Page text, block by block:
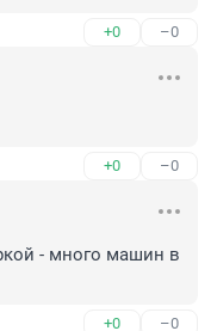
+0 –0
+0 –0
- много машин в
+0 –0